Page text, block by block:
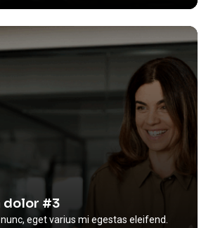
dolor #3
eget varius mi egestas eleifend.